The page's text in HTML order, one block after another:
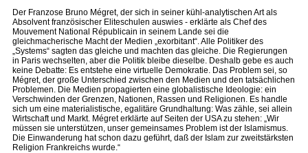
Der Franzose Bruno Mégret, der sich in seiner kühl-analytischen Art als
Absolvent französischer Eliteschulen auswies - erklärte als Chef des
Mouvement National Républicain in seinem Lande sei die
gleichmacherische Macht der Medien „exorbitant“. Alle Politiker des
„Systems“ sagten das gleiche und machten das gleiche. Die Regierungen
in Paris wechselten, aber die Politik bleibe dieselbe. Deshalb gebe es auch
keine Debatte: Es entstehe eine virtuelle Demokratie. Das Problem sei, so
Mégret, der große Unterschied zwischen den Medien und den tatsächlichen
Problemen. Die Medien propagierten eine globalistische Ideologie: ein
Verschwinden der Grenzen, Nationen, Rassen und Religionen. Es handle
sich um eine materialistische, egalitäre Grundhaltung: Was zähle, sei allein
Wirtschaft und Markt. Mégret erklärte auf Seiten der USA zu stehen: „Wir
müssen sie unterstützen, unser gemeinsames Problem ist der Islamismus.
Die Einwanderung hat schon dazu geführt, daß der Islam zur zweitstärksten
Religion Frankreichs wurde.“